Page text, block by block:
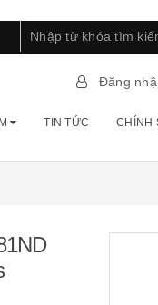
Đăng
TIN TỨC CHÍNH